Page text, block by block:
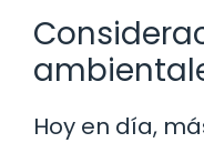
Hoy en día,